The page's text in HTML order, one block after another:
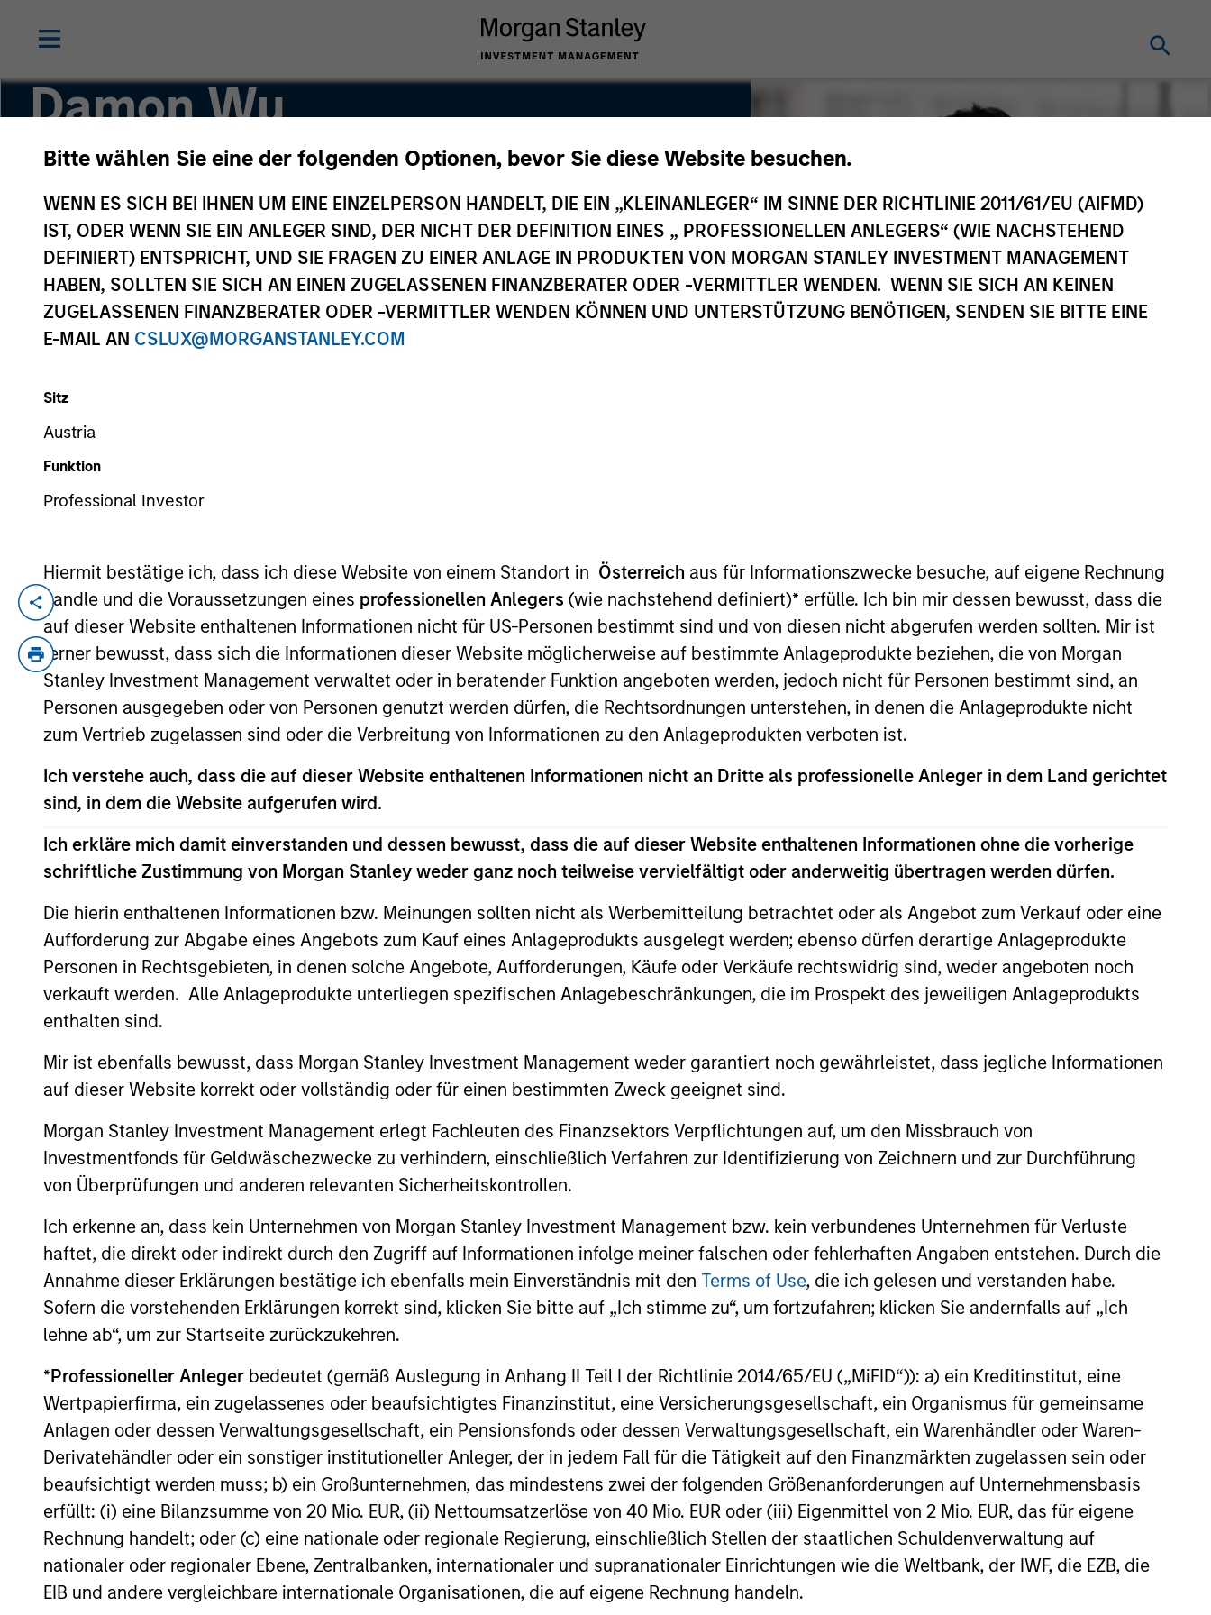
Bitte wählen Sie eine der folgenden Optionen, bevor Sie diese Website besuchen.
WENN ES SICH BEI IHNEN UM EINE EINZELPERSON HANDELT, DIE EIN „KLEINANLEGER“ IM SINNE DER RICHTLINIE 2011/61/EU (AIFMD)
IST, ODER WENN SIE EIN ANLEGER SIND, DER NICHT DER DEFINITION EINES „ PROFESSIONELLEN ANLEGERS“ (WIE NACHSTEHEND
DEFINIERT) ENTSPRICHT, UND SIE FRAGEN ZU EINER ANLAGE IN PRODUKTEN VON MORGAN STANLEY INVESTMENT MANAGEMENT
HABEN, SOLLTEN SIE SICH AN EINEN ZUGELASSENEN FINANZBERATER ODER -VERMITTLER WENDEN. WENN SIE SICH AN KEINEN
ZUGELASSENEN FINANZBERATER ODER -VERMITTLER WENDEN KÖNNEN UND UNTERSTÜTZUNG BENÖTIGEN, SENDEN SIE BITTE EINE
E-MAIL AN CSLUX@MORGANSTANLEY.COM
Sitz
Austria
Funktion
Professional Investor
Hiermit bestätige ich, dass ich diese Website von einem Standort in Österreich aus für Informationszwecke besuche, auf eigene Rechnung
handle und die Voraussetzungen eines professionellen Anlegers (wie nachstehend definiert)* erfülle. Ich bin mir dessen bewusst, dass die
auf dieser Website enthaltenen Informationen nicht für US-Personen bestimmt sind und von diesen nicht abgerufen werden sollten. Mir ist
ferner bewusst, dass sich die Informationen dieser Website möglicherweise auf bestimmte Anlageprodukte beziehen, die von Morgan
Stanley Investment Management verwaltet oder in beratender Funktion angeboten werden, jedoch nicht für Personen bestimmt sind, an
Personen ausgegeben oder von Personen genutzt werden dürfen, die Rechtsordnungen unterstehen, in denen die Anlageprodukte nicht
zum Vertrieb zugelassen sind oder die Verbreitung von Informationen zu den Anlageprodukten verboten ist.
Ich verstehe auch, dass die auf dieser Website enthaltenen Informationen nicht an Dritte als professionelle Anleger in dem Land gerichtet
sind, in dem die Website aufgerufen wird.
Ich erkläre mich damit einverstanden und dessen bewusst, dass die auf dieser Website enthaltenen Informationen ohne die vorherige
schriftliche Zustimmung von Morgan Stanley weder ganz noch teilweise vervielfältigt oder anderweitig übertragen werden dürfen.
Die hierin enthaltenen Informationen bzw. Meinungen sollten nicht als Werbemitteilung betrachtet oder als Angebot zum Verkauf oder eine
Aufforderung zur Abgabe eines Angebots zum Kauf eines Anlageprodukts ausgelegt werden; ebenso dürfen derartige Anlageprodukte
Personen in Rechtsgebieten, in denen solche Angebote, Aufforderungen, Käufe oder Verkäufe rechtswidrig sind, weder angeboten noch
verkauft werden. Alle Anlageprodukte unterliegen spezifischen Anlagebeschränkungen, die im Prospekt des jeweiligen Anlageprodukts
enthalten sind.
Mir ist ebenfalls bewusst, dass Morgan Stanley Investment Management weder garantiert noch gewährleistet, dass jegliche Informationen
auf dieser Website korrekt oder vollständig oder für einen bestimmten Zweck geeignet sind.
Morgan Stanley Investment Management erlegt Fachleuten des Finanzsektors Verpflichtungen auf, um den Missbrauch von
Investmentfonds für Geldwäschezwecke zu verhindern, einschließlich Verfahren zur Identifizierung von Zeichnern und zur Durchführung
von Überprüfungen und anderen relevanten Sicherheitskontrollen.
Ich erkenne an, dass kein Unternehmen von Morgan Stanley Investment Management bzw. kein verbundenes Unternehmen für Verluste
haftet, die direkt oder indirekt durch den Zugriff auf Informationen infolge meiner falschen oder fehlerhaften Angaben entstehen. Durch die
Annahme dieser Erklärungen bestätige ich ebenfalls mein Einverständnis mit den Terms of Use, die ich gelesen und verstanden habe.
Sofern die vorstehenden Erklärungen korrekt sind, klicken Sie bitte auf „Ich stimme zu“, um fortzufahren; klicken Sie andernfalls auf „Ich
lehne ab“, um zur Startseite zurückzukehren.
*Professioneller Anleger bedeutet (gemäß Auslegung in Anhang II Teil I der Richtlinie 2014/65/EU („MiFID“)): a) ein Kreditinstitut, eine
Wertpapierfirma, ein zugelassenes oder beaufsichtigtes Finanzinstitut, eine Versicherungsgesellschaft, ein Organismus für gemeinsame
Anlagen oder dessen Verwaltungsgesellschaft, ein Pensionsfonds oder dessen Verwaltungsgesellschaft, ein Warenhändler oder Waren-
Derivatehändler oder ein sonstiger institutioneller Anleger, der in jedem Fall für die Tätigkeit auf den Finanzmärkten zugelassen sein oder
beaufsichtigt werden muss; b) ein Großunternehmen, das mindestens zwei der folgenden Größenanforderungen auf Unternehmensbasis
erfüllt: (i) eine Bilanzsumme von 20 Mio. EUR, (ii) Nettoumsatzerlöse von 40 Mio. EUR oder (iii) Eigenmittel von 2 Mio. EUR, das für eigene
Rechnung handelt; oder (c) eine nationale oder regionale Regierung, einschließlich Stellen der staatlichen Schuldenverwaltung auf
nationaler oder regionaler Ebene, Zentralbanken, internationaler und supranationaler Einrichtungen wie die Weltbank, der IWF, die EZB, die
EIB und andere vergleichbare internationale Organisationen, die auf eigene Rechnung handeln.
Damon Wu
Portfolio Manager
YEARS OF INDUSTRY EXPERIENCE
19 Years
Damon is a portfolio manager for the Portfolio Solutions Group at MSIM, heading the team's Quantitative Research. Damon focuses
on asset allocation, portfolio optimization and rebalancing and has helped develop and refine the proprietary quant models
utilized by the team. He has 19 years of industry experience. Prior to joining the firm in 2008, Damon was an associate at Merrill
Lynch, responsible for portfolio construction and quantitative research in the hedge fund development and management team.
Damon received a B.S. in Engineering from National Taiwan University and an M.B.A. and M.S. joint degree from Case Western
Reserve University. He also holds an M.S. in computational finance from Carnegie Mellon University.
Portfolio Solutions Group
Global
Balanced
Income
Strategy
returns from tactical positioning, seeking to deliver attractive returns, a stable income and a
measure of downside protection in volatile markets.
Global
Balanced
Strategy:
Total
Portfolio
Risk Control
protection in volatile markets. The Strategy can be customised to client-specified risk
levels, with a range of instruments for implementation of asset class exposures including
direct securities, active funds and ETFs.
Global
Balanced
Risk Control
Strategy:
Fixed
Weight
Benchmark
Invests across global asset classes, aiming to manage tracking error around a fixed-weight
benchmark while enhancing returns from tactical positioning and seeking excess returns,
with a measure of downside protection in volatile markets.
Tactical
Asset
Allocation
Strategy
Invests across global asset classes, including stocks, bonds, currencies and commodities,
seeking to exploit inefficiencies between markets, regions and sectors aiming to deliver
returns in excess of the benchmark.
Outsourced
CIO
Programs
Offers comprehensive, full-service discretionary investment management programs tailored
to the specific needs and requirements of each client.